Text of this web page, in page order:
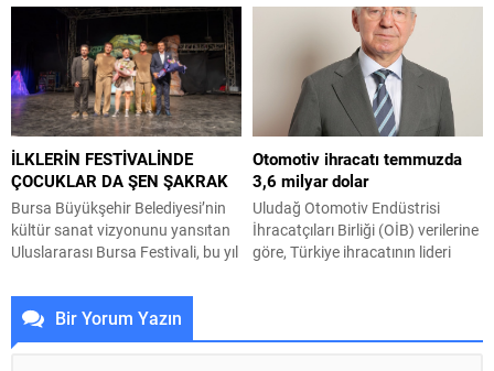
Mountain (TOM) 26” kampında,
farklı ülkelerden gelen değişim
öğrencileri ve Türk gençler
Fadıllı’da bir araya geldi. Nilüfer
Belediyesi ve AIESEC iş birliğiyle
hayata geçirilen “Top of the
Mountain (TOM) 26” kamp
etkinliği, Nilüfer Belediyesi Fadıllı
Havacılık ve...
kırtasiye desteği sağlıyor. Sosyal
belediyecilik anlayışı ile hareket
eden Nilüfer Belediyesi, ilçede
ikamet eden ihtiyaç sahibi ailelerin
yükünü hafifletiyor. Bu yıl da
Nilüfer Belediyesi 2026-2027 yılı
eğitim öğretim yılı öncesinde ilk ve
ortaöğretim öğrencileri için
kırtasiye desteği sağlayacak.
Öğrencilere...
İLKLERİN FESTİVALİNDE
ÇOCUKLAR DA ŞEN ŞAKRAK
Bursa Büyükşehir Belediyesi’nin
kültür sanat vizyonunu yansıtan
Uluslararası Bursa Festivali, bu yıl
kapılarını açarak Kültürpark
Açıkhava Tiyatrosu’nda
çocukların neşesiyle renklenen
Otomotiv ihracatı temmuzda
3,6 milyar dolar
Uludağ Otomotiv Endüstrisi
İhracatçıları Birliği (OİB) verilerine
göre, Türkiye ihracatının lideri
ihracatında birinci sıradaki yerini
Bir Yorum Yazın